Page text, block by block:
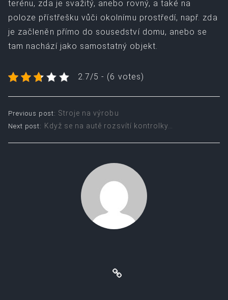
terénu, zda je svažitý, anebo rovný, a také na
poloze přístřešku vůči okolnímu prostředí, např. zda
je začleněn přímo do sousedství domu, anebo se
tam nachází jako samostatný objekt.
2.7/5 - (6 votes)
Post
navigation
Previous post: Stroje na výrobu
Next post: Když se na autě rozsvítí kontrolky…